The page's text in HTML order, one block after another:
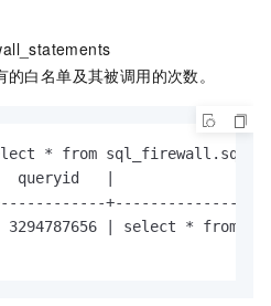
白名单及其被调用的次数。
* from
queryid   |
3294787656 | select * from